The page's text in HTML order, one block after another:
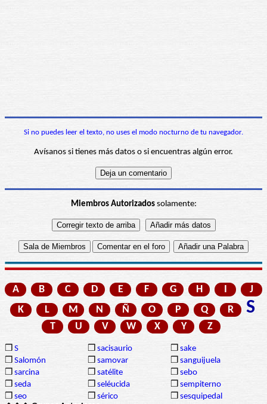
Si no puedes leer el texto, no uses el modo nocturno de tu navegador.
Avísanos si tienes más datos o si encuentras algún error.
Miembros Autorizadossolamente:
A B C D E F G H I
J
K
L M N Ñ O P Q R S
T U V W X Y Z
❒ S ❒ sacisaurio ❒ sake
❒ Salomón ❒ samovar ❒ sanguijuela
❒ sarcina ❒ satélite ❒ sebo
❒ seda ❒ seléucida ❒ sempiterno
❒ seo ❒ sérico ❒ sesquipedal